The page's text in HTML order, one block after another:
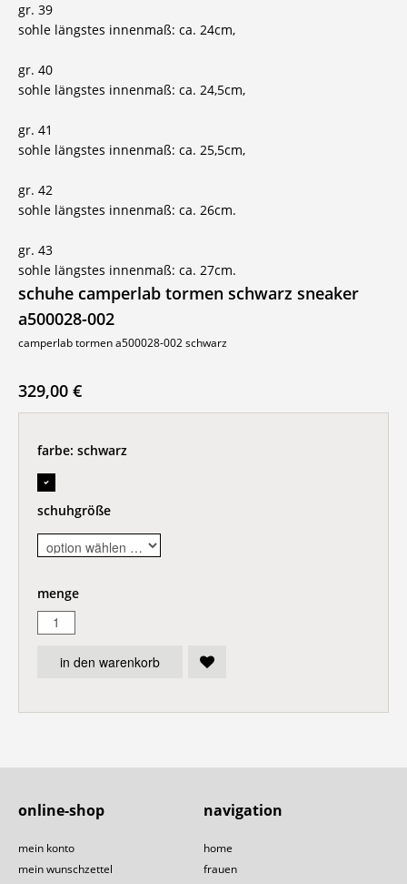
gr. 39
sohle längstes innenmaß: ca. 24cm,
gr. 40
sohle längstes innenmaß: ca. 24,5cm,
gr. 41
sohle längstes innenmaß: ca. 25,5cm,
gr. 42
sohle längstes innenmaß: ca. 26cm.
gr. 43
sohle längstes innenmaß: ca. 27cm.
schuhe camperlab tormen schwarz sneaker
a500028-002
camperlab tormen a500028-002 schwarz
329,00 €
farbe: schwarz
schuhgröße
menge
in den warenkorb
navigation
home
frauen
online-shop
mein konto
mein wunschzettel